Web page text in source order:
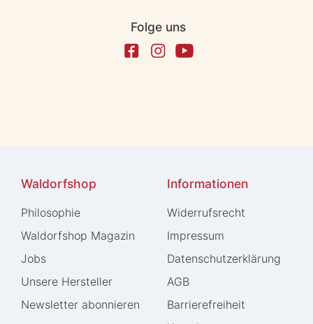
Folge uns
Waldorfshop
Philosophie
Waldorfshop Magazin
Jobs
Unsere Hersteller
Newsletter abonnieren
Informationen
Widerrufs­recht
Impressum
Daten­schutz­erklärung
AGB
Barrierefreiheit